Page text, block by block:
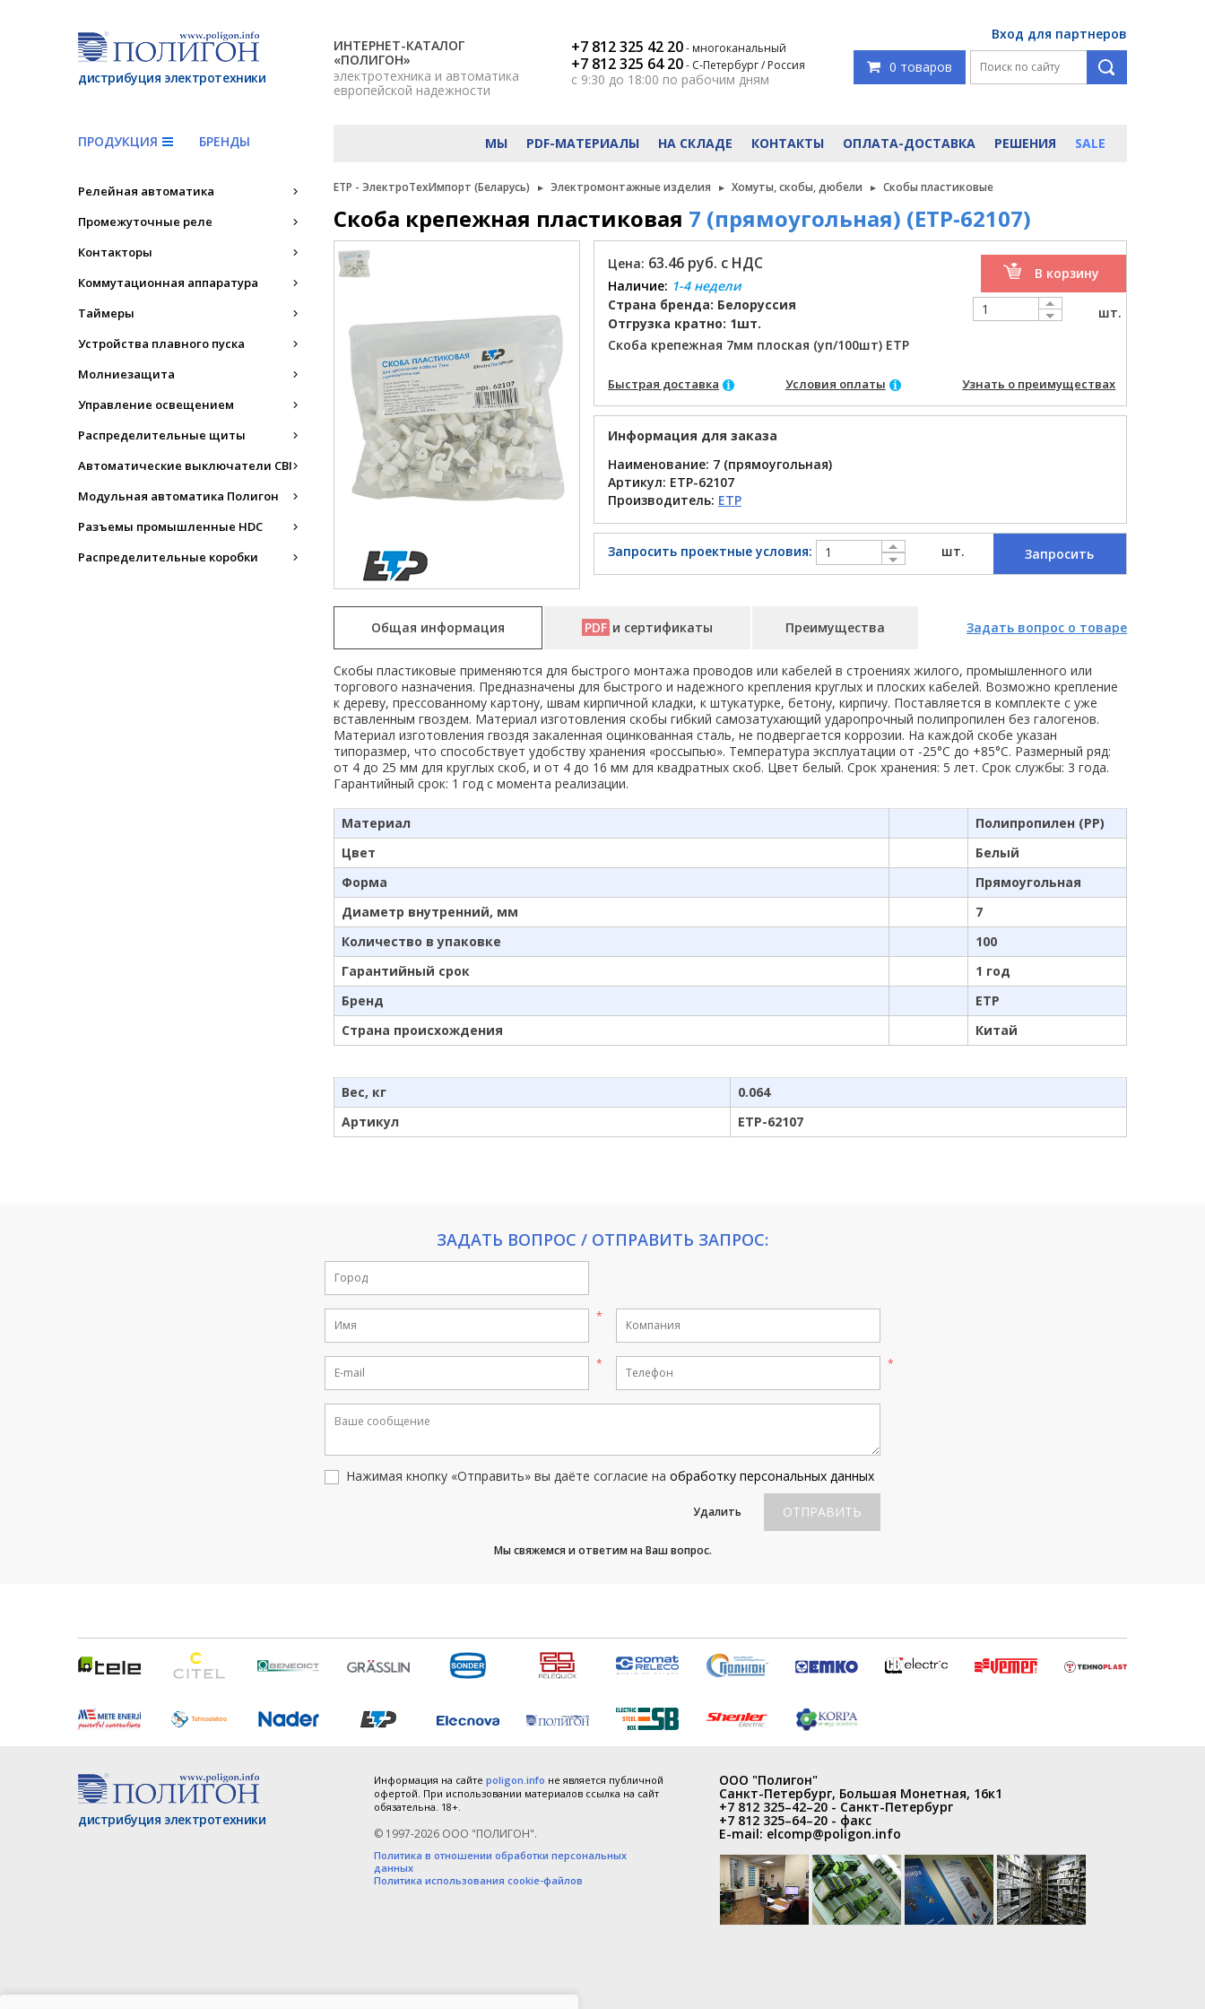
дистрибуция электротехники
ИНТЕРНЕТ-КАТАЛОГ
«ПОЛИГОН»
электротехника и автоматика
европейской надежности
+7 812 325 42 20- многоканальный
+7 812 325 64 20- С-Петербург / Россия
с 9:30 до 18:00 по рабочим дням
Вход для партнеров
0 товаров
ПРОДУКЦИЯ БРЕНДЫ МЫ PDF-МАТЕРИАЛЫ НА СКЛАДЕ КОНТАКТЫ ОПЛАТА-ДОСТАВКА РЕШЕНИЯ SALE
Релейная автоматика
Промежуточные реле
Контакторы
Коммутационная аппаратура
Таймеры
Устройства плавного пуска
Молниезащита
Управление освещением
Распределительные щиты
Автоматические выключатели CBI
Модульная автоматика Полигон
Разъемы промышленные HDC
Распределительные коробки
ETP - ЭлектроТехИмпорт (Беларусь) Электромонтажные изделия Хомуты, скобы, дюбели Скобы пластиковые
Скоба крепежная пластиковая 7 (прямоугольная) (ETP-62107)
Цена: 63.46 руб. с НДС
Наличие: 1-4 недели
Страна бренда: Белоруссия
Отгрузка кратно: 1шт.
В корзину
шт.
Скоба крепежная 7мм плоская (уп/100шт) ETP
Быстрая доставка Условия оплаты Узнать о преимуществах
Информация для заказа
Наименование: 7 (прямоугольная)
Артикул: ETP-62107
Производитель: ETP
Запросить проектные условия: шт. Запросить
Общая информация PDF и сертификаты Преимущества Задать вопрос о товаре
Скобы пластиковые применяются для быстрого монтажа проводов или кабелей в строениях жилого, промышленного или
торгового назначения. Предназначены для быстрого и надежного крепления круглых и плоских кабелей. Возможно крепление
к дереву, прессованному картону, швам кирпичной кладки, к штукатурке, бетону, кирпичу. Поставляется в комплекте с уже
вставленным гвоздем. Материал изготовления скобы гибкий самозатухающий ударопрочный полипропилен без галогенов.
Материал изготовления гвоздя закаленная оцинкованная сталь, не подвергается коррозии. На каждой скобе указан
типоразмер, что способствует удобству хранения «россыпью». Температура эксплуатации от -25°С до +85°С. Размерный ряд:
от 4 до 25 мм для круглых скоб, и от 4 до 16 мм для квадратных скоб. Цвет белый. Срок хранения: 5 лет. Срок службы: 3 года.
Гарантийный срок: 1 год с момента реализации.
Материал
Полипропилен (PP)
Цвет
Белый
Форма
Прямоугольная
Диаметр внутренний, мм
7
Количество в упаковке
100
Гарантийный срок
1 год
Бренд
ETP
Страна происхождения
Китай
Вес, кг
0.064
Артикул
ETP-62107
ЗАДАТЬ ВОПРОС / ОТПРАВИТЬ ЗАПРОС:
Нажимая кнопку «Отправить» вы даёте согласие на обработку персональных данных
Удалить ОТПРАВИТЬ
Мы свяжемся и ответим на Ваш вопрос.
дистрибуция электротехники
Информация на сайте poligon.info не является публичной
офертой. При использовании материалов ссылка на сайт
обязательна. 18+.
© 1997-2026 ООО "ПОЛИГОН".
Политика в отношении обработки персональных
данных
Политика использования cookie-файлов
ООО "Полигон"
Санкт-Петербург, Большая Монетная, 16к1
+7 812 325–42–20 - Санкт-Петербург
+7 812 325–64–20 - факс
E-mail: elcomp@poligon.info